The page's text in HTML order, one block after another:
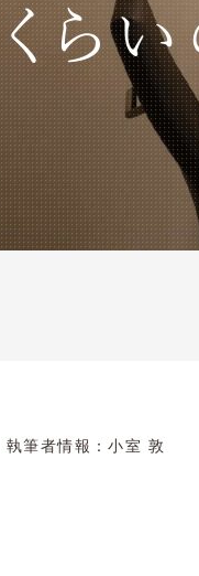
くら
執筆者情報：小室 敦